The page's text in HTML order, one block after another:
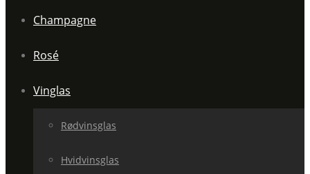
Champagne
Rosé
Vinglas
Rødvinsglas
Hvidvinsglas